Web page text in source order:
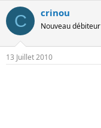
t
e
u
r
d
e
e
d
d
C crinou
Nouveau débiteur
13 Juillet 2010